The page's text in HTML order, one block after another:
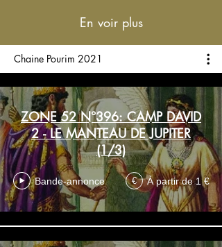
En voir plus
Chaine Pourim 2021
ZONE 52 N°396: CAMP DAVID
2 - LE MANTEAU DE JUPITER
(1/3)
Bande-annonce € À partir de 1 €